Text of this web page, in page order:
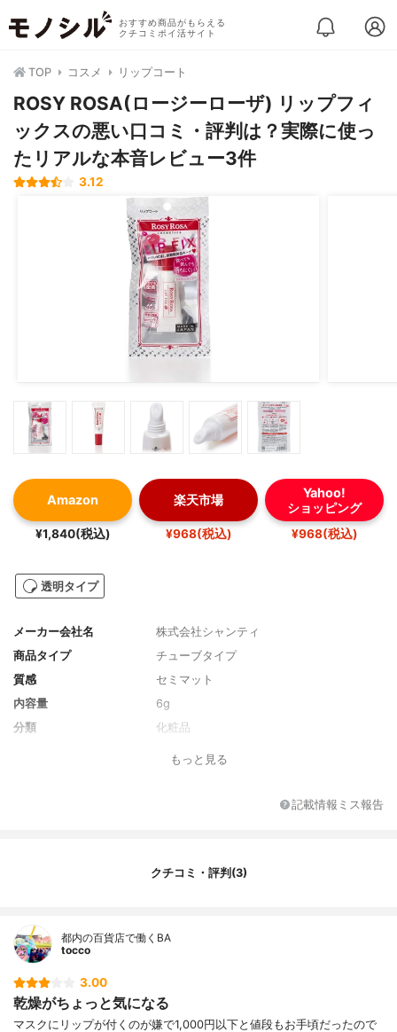
おすすめ商品がもらえる
クチコミポイ活サイト
TOP コスメ リップコート
ROSY ROSA(ロージーローザ) リップフィ
ックスの悪い口コミ・評判は？実際に使っ
たリアルな本音レビュー3件
3.12
Amazon
¥1,840(税込)
楽天市場
¥968(税込)
Yahoo!
ショッピング
¥968(税込)
透明タイプ
メーカー会社名
株式会社シャンティ
商品タイプ
チューブタイプ
質感
セミマット
内容量
6g
分類
化粧品
もっと見る
記載情報ミス報告
クチコミ・評判(3)
都内の百貨店で働くBA
tocco
3.00
乾燥がちょっと気になる
マスクにリップが付くのが嫌で1,000円以下と値段もお手頃だったので